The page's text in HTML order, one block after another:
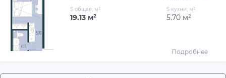
S общая, м²
19.13 м²
S кухни, м²
5.70 м²
Подробнее